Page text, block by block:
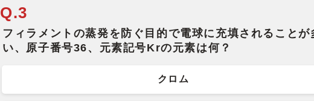
Q.3
フィラメントの蒸発を防ぐ目的で電球に充填されることが
い、原子番号36、元素記号Krの元素は何？
クロム